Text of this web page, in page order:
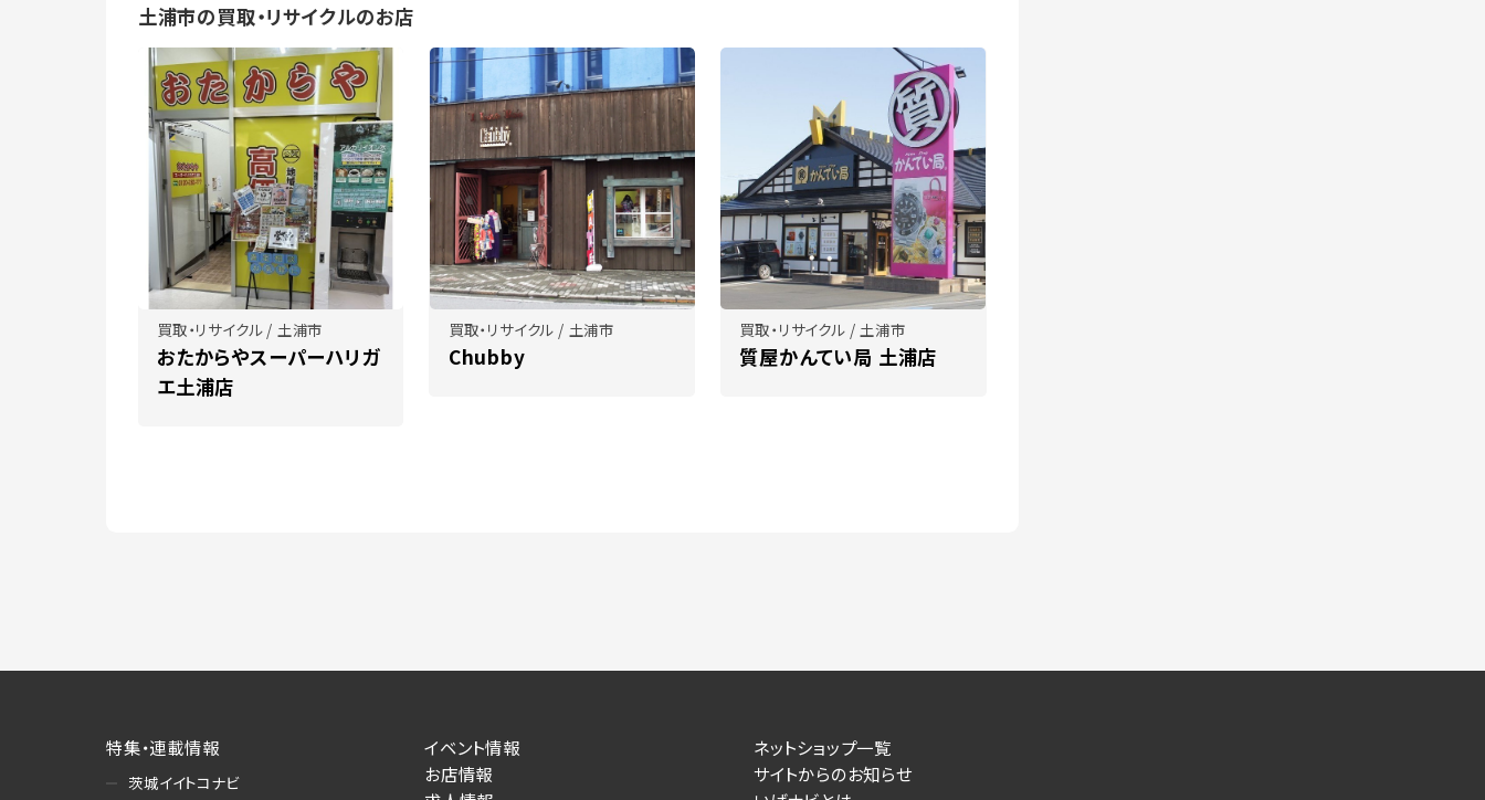
土浦市の買取・リサイクルのお店
買取・リサイクル / 土浦市
おたからやスーパーハリガ
エ土浦店
買取・リサイクル / 土浦市
Chubby
買取・リサイクル / 土浦市
質屋かんてい局 土浦店
特集・連載情報
茨城イイトコナビ
イベント情報
お店情報
ネットショップ一覧
サイトからのお知らせ